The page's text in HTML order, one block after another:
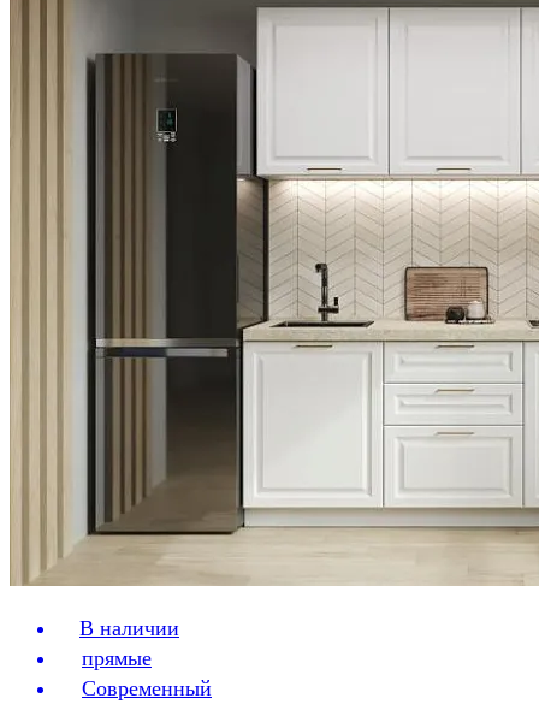
В наличии
прямые
Современный